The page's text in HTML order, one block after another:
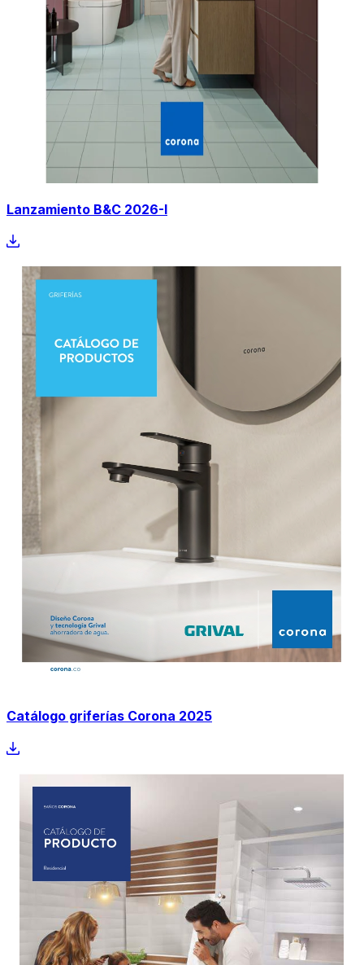
Lanzamiento B&C 2026-I
Catálogo griferías Corona 2025